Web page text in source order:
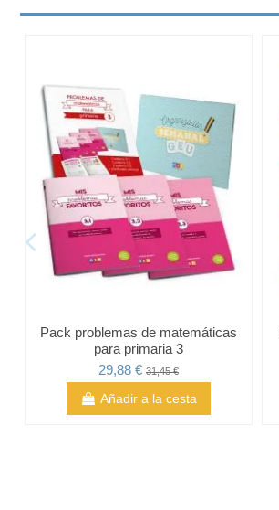
Pack problemas de matemáticas
para primaria 3
29,88 € 31,45 €
Añadir a la cesta